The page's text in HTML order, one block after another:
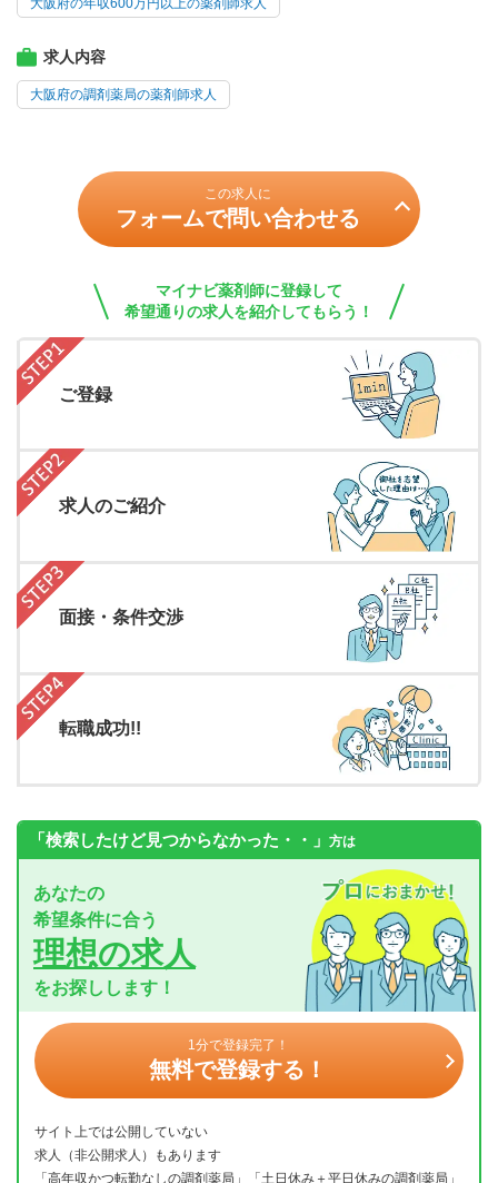
大阪府の年収600万円以上の薬剤師求人
求人内容
大阪府の調剤薬局の薬剤師求人
この求人に
フォームで問い合わせる
マイナビ薬剤師に登録して
希望通りの求人を紹介してもらう！
ご登録
求人のご紹介
面接・条件交渉
転職成功!!
「検索したけど見つからなかった・・」 方は
あなたの
希望条件に合う
理想の求人
をお探しします！
1分で登録完了！
無料で登録する！
サイト上では公開していない
求人（非公開求人）もあります
「高年収かつ転勤なしの調剤薬局」「土日休み＋平日休みの調剤薬局」